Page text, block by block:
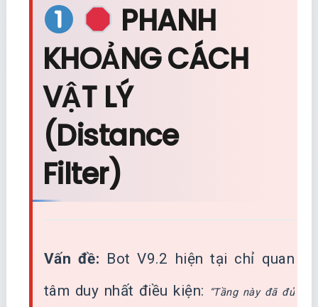
PHANH
KHOẢNG CÁCH
VẬT LÝ
(Distance
Filter)
Vấn đề: Bot V9.2 hiện tại chỉ quan
tâm duy nhất điều kiện:
“Tầng này đã đủ